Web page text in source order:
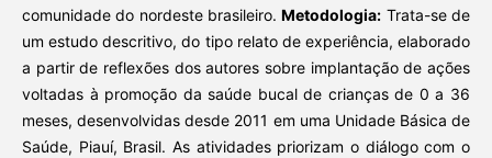
comunidade do nordeste brasileiro.Metodologia: Trata-se de
um estudo descritivo, do tipo relato de experiência, elaborado
a partir de reflexões dos autores sobre implantação de ações
voltadas à promoção da saúde bucal de crianças de 0 a 36
meses, desenvolvidas desde 2011 em uma Unidade Básica de
Saúde, Piauí, Brasil. As atividades priorizam o diálogo com o